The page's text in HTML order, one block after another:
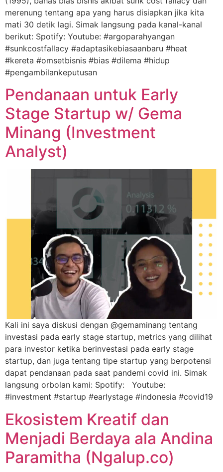
merenung tentang apa yang harus disiapkan jika kita
mati 30 detik lagi. Simak langsung pada kanal-kanal
berikut: Spotify: Youtube: #argoparahyangan
#sunkcostfallacy #adaptasikebiasaanbaru #heat
#kereta #omsetbisnis #bias #dilema #hidup
#pengambilankeputusan
Pendanaan untuk Early
Stage Startup w/ Gema
Minang (Investment
Analyst)
Kali ini saya diskusi dengan @gemaminang tentang
investasi pada early stage startup, metrics yang dilihat
para investor ketika berinvestasi pada early stage
startup, dan juga tentang tipe startup yang berpotensi
dapat pendanaan pada saat pandemi covid ini. Simak
langsung orbolan kami: Spotify: Youtube:
#investment #startup #earlystage #indonesia #covid19
Ekosistem Kreatif dan
Menjadi Berdaya ala Andina
Paramitha (Ngalup.co)